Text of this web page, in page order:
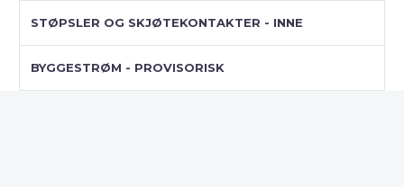
STØPSLER OG SKJØTEKONTAKTER - INNE
BYGGESTRØM - PROVISORISK